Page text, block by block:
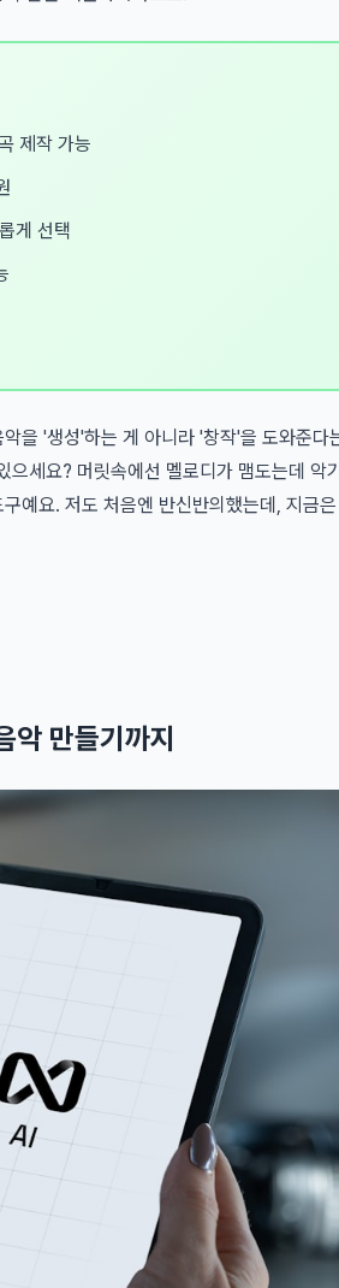
제작 가능
게 선택
을 '생성'하는 게 아니라 '창작'을 도와준다
세요? 머릿속에선 멜로디가 맴도는데 악
예요. 저도 처음엔 반신반의했는데, 지금
만들기까지